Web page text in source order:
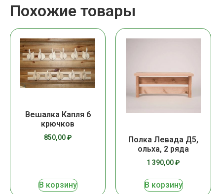
Похожие товары
Вешалка Капля 6
крючков
850,00₽
В корзину
Полка Левада Д5,
ольха, 2 ряда
1 390,00₽
В корзину